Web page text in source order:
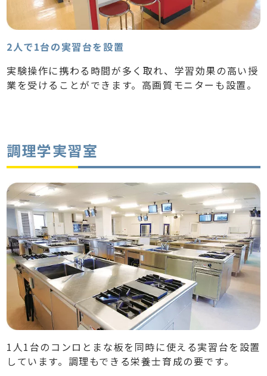
2人で1台の実習台を設置
実験操作に携わる時間が多く取れ、学習効果の高い授
業を受けることができます。高画質モニターも設置。
調理学実習室
1人1台のコンロとまな板を同時に使える実習台を設置
しています。調理もできる栄養士育成の要です。